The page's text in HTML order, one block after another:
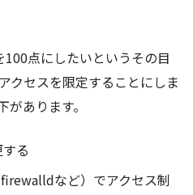
点にしたいというその目
クセスを限定することにしま
あります。
る
など）でアクセス制